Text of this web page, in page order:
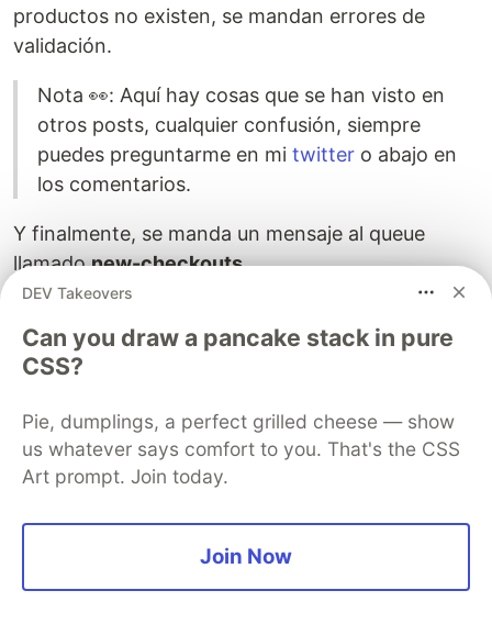
productos no existen, se mandan errores de
validación.
Nota 👀: Aquí hay cosas que se han visto en
otros posts, cualquier confusión, siempre
puedes preguntarme en mi twitter o abajo en
los comentarios.
Y finalmente, se manda un mensaje al queue
llamadonew-checkouts.
{
await
CheckoutId
= newCheckout .
});
}
contiene el Id del Checkout que se acaba de
crear. Esta se encuentra en Common >
DEV Takeovers
Can you draw a pancake stack in pure
CSS?
Pie, dumplings, a perfect grilled cheese — show
us whatever says comfort to you. That's the CSS
Art prompt. Join today.
Join Now